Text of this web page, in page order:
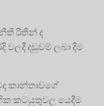
රීතීන් ද
වලදී දඩුවම් ලබා දීම
කාන්තාවගේ
කටයුතුවල යෙදීම